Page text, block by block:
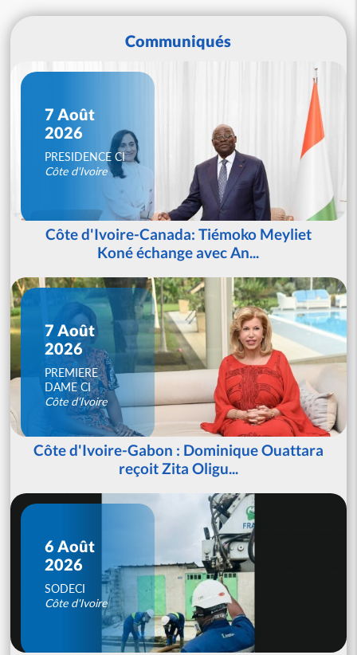
Communiqués
7 Août
2026
PRESIDENCE CI
Côte d'Ivoire
Côte d'Ivoire-Canada: Tiémoko Meyliet
Koné échange avec An...
7 Août
2026
PREMIERE
DAME CI
Côte d'Ivoire
Côte d'Ivoire-Gabon : Dominique Ouattara
reçoit Zita Oligu...
6 Août
2026
SODECI
Côte d'Ivoire